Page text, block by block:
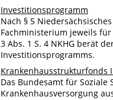
Investitionsprogramm
Nach § 5
Fachministerium jeweils
3 Abs. 1 S. 4 NKHG berät
Investitionsprogramms.
Krankenhausstrukturfonds
Das Bundesamt für
Krankenhausversorgung